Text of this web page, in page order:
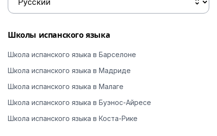
Школы испанского языка
Школа испанского языка в Барселоне
Школа испанского языка в Мадриде
Школа испанского языка в Малаге
Школа испанского языка в Буэнос-Айресе
Школа испанского языка в Коста-Рике